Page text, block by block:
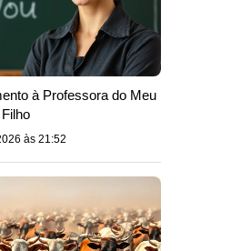
à Professora do Meu
Filho
às 21:52